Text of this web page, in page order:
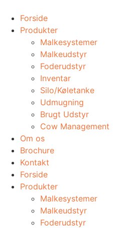
indhold
Forside
Produkter
Malkesystemer
Malkeudstyr
Foderudstyr
Inventar
Silo/Køletanke
Udmugning
​Brugt Udstyr
Cow Management
Om os
Brochure
Kontakt
Forside
Produkter
Malkesystemer
Malkeudstyr
Foderudstyr